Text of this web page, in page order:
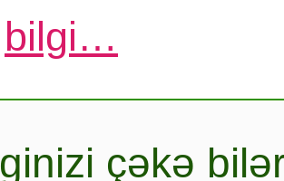
bilgi…
çəkə